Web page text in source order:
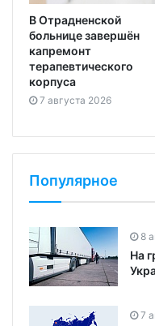
В Отрадненской
больнице завершён
капремонт
терапевтического
корпуса
7 августа 2026
Популярное
8
На
7